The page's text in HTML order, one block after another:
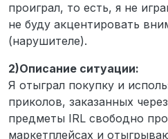
проиграл, то есть, я не
не буду акцентировать
(нарушителе).
2)Описание ситуации:
Я отыграл покупку и
приколов, заказанных
предметы IRL свободно
маркетплейсах и